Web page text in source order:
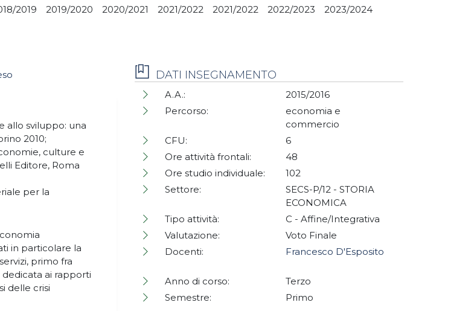
2019 2019/2020 2020/2021 2021/2022 2021/2022 2022/2023 2023/2024
allo sviluppo: una
2010;
culture e
Editore, Roma
per la
in particolare la
primo fra
ai rapporti
delle crisi
DATI INSEGNAMENTO
A.A.:
2015/2016
Percorso:
economia e
commercio
CFU:
6
Ore attività frontali:
48
Ore studio individuale:
102
Settore:
SECS-P/12 - STORIA
ECONOMICA
Tipo attività:
C - Affine/Integrativa
Valutazione:
Voto Finale
Docenti:
Francesco D'Esposito
Anno di corso:
Terzo
Semestre:
Primo